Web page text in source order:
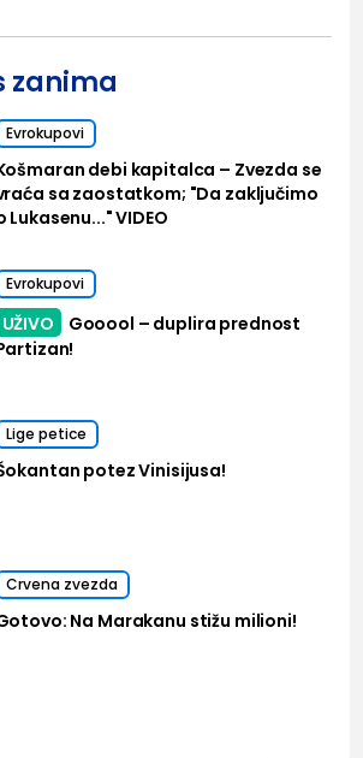
zanima
Evrokupovi
debi kapitalca – Zvezda se
sa zaostatkom; "Da zaključimo
Lukasenu..." VIDEO
Evrokupovi
UŽIVO
Gooool – duplira prednost
Lige petice
potez Vinisijusa!
Crvena zvezda
Na Marakanu stižu milioni!